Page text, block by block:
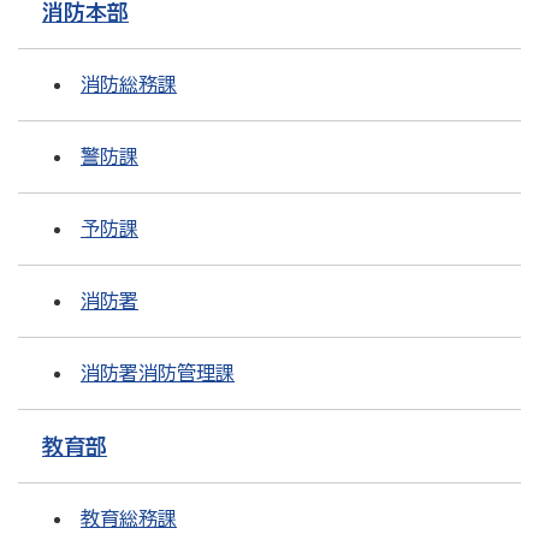
消防本部
消防総務課
警防課
予防課
消防署
消防署消防管理課
教育部
教育総務課